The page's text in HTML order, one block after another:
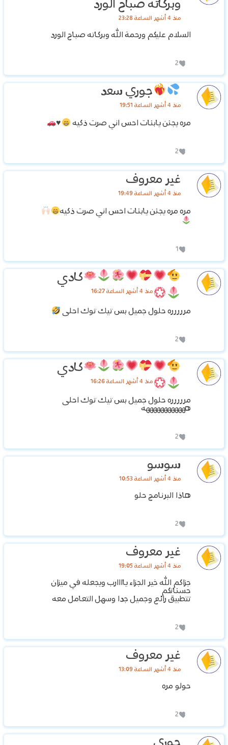
وبركاته صباح الورد
منذ 4 أشهر الساعة 23:28
السلام عليكم ورحمة الله وبركاته صباح الورد
2
جوري سعد
منذ 4 أشهر الساعة 19:51
مره يجنن يابنات احس اني صرت ذكيه ♥️
2
غير معروف
منذ 4 أشهر الساعة 19:49
مره مره يجنن يابنات احس اني صرت ذكيه
1
كادي
منذ 4 أشهر الساعة 16:27
مررررره حلول جميل بس تيك توك احلى
2
كادي
منذ 4 أشهر الساعة 16:26
مررررره حلول جميل بس تيك توك احلى
ههههههههههههه
2
سوسو
منذ 4 أشهر الساعة 10:53
هاذا البرنامج حلو
2
غير معروف
منذ 4 أشهر الساعة 19:05
جزاكم الله خير الجزاء ياااارب ويجعله في ميزان
حسناتكم
تتطبيق رائع وجميل جدا وسهل التعامل معه
2
غير معروف
منذ 4 أشهر الساعة 13:09
حولو مره
2